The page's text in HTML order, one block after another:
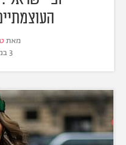
מאת
3 במאי 2022